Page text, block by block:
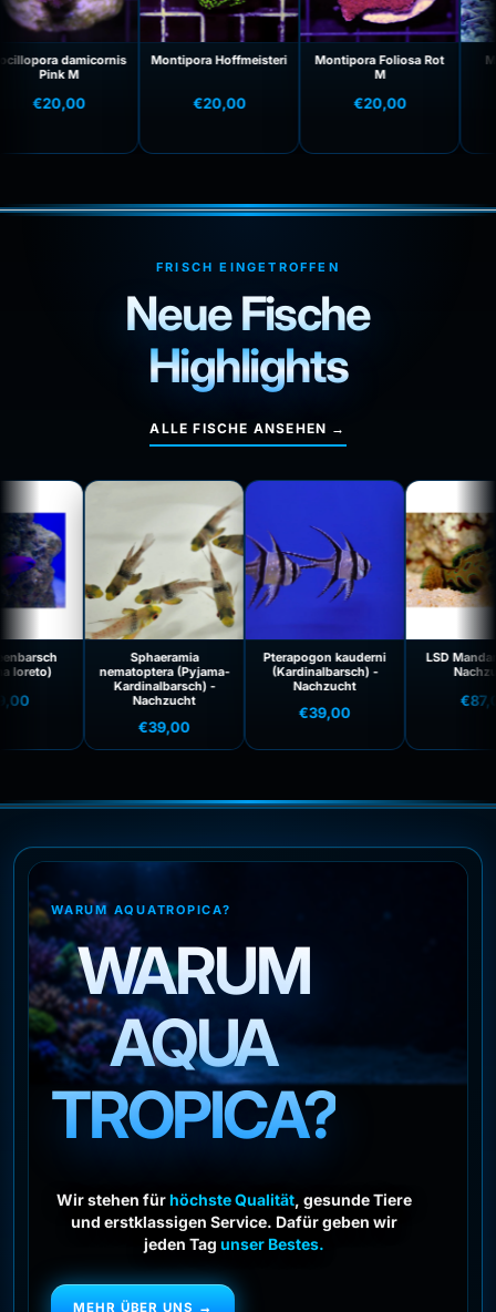
Pocillopora damicornis
€20,00
Montipora Hoffmeisteri
€20,00
FRISCH EINGETROFFEN
Neue Fische
Highlights
ALLE FISCHE ANSEHEN →
(Pyjama-
Pterapogon kauderni
(Kardinalbarsch) -
Nachzucht
LSD Mandarin-Fisch
Nachzucht
WARUM AQUATROPICA?
WARUM
AQUA
TROPICA?
Wir stehen fürhöchste Qualität, gesunde Tiere
und erstklassigen Service. Dafür geben wir
jeden Tag unser Bestes.
MEHR ÜBER UNS →